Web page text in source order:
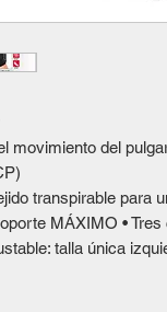
movimiento del
transpirable para
MÁXIMO •
talla única